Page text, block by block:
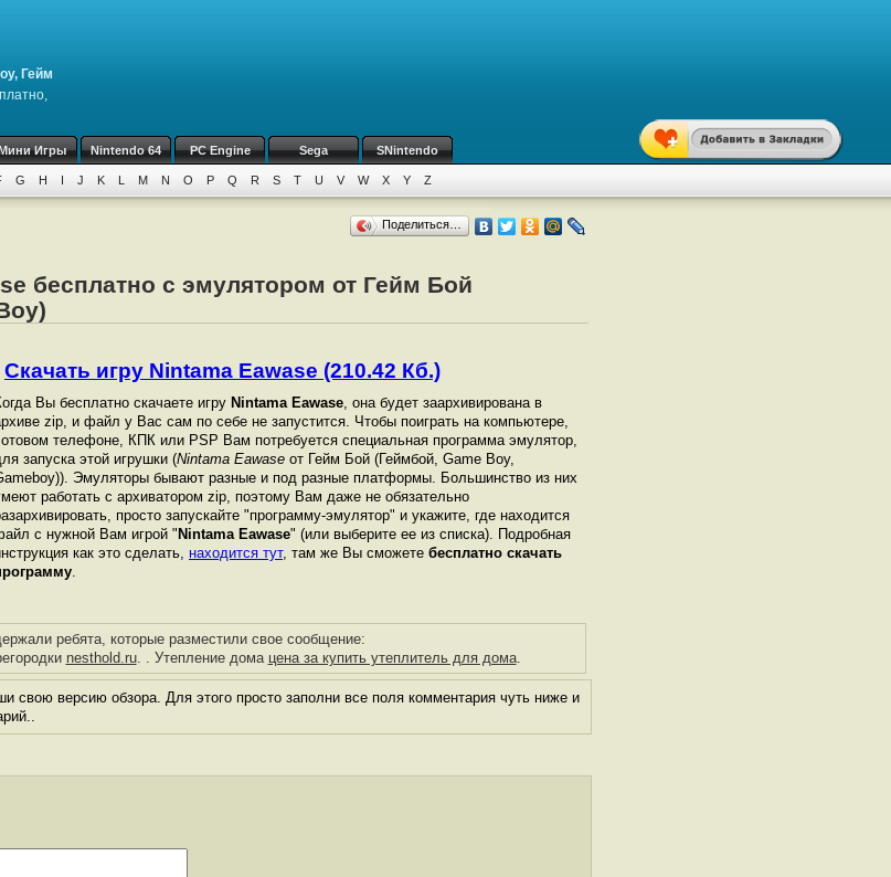
Гейм
Игры Nintendo 64 PC Engine Sega SNintendo
G H I J K L M N O P Q R S T U V W X Y Z
Поделиться…
бесплатно с эмулятором от Гейм Бой
Скачать игру Nintama Eawase (210.42 Кб.)
Вы бесплатно скачаете игру Nintama Eawase, она будет заархивирована в
zip, и файл у Вас сам по себе не запустится. Чтобы поиграть на компьютере,
телефоне, КПК или PSP Вам потребуется специальная программа эмулятор,
запуска этой игрушки (Nintama Eawase от Гейм Бой (Геймбой, Game Boy,
Эмуляторы бывают разные и под разные платформы. Большинство из них
работать с архиватором zip, поэтому Вам даже не обязательно
просто запускайте "программу-эмулятор" и укажите, где находится
с нужной Вам игрой " Nintama Eawase" (или выберите ее из списка). Подробная
как это сделать, находится тут, там же Вы сможете бесплатно скачать
.
ребята, которые разместили свое сообщение:
nesthold.ru. . Утепление дома цена за купить утеплитель для дома.
свою версию обзора. Для этого просто заполни все поля комментария чуть ниже и